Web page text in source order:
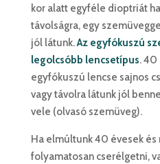
kor alatt egyféle dioptriát
távolságra, egy
jól látunk.Az egyfókuszú
legolcsóbb lencsetípus. 40
egyfókuszú lencse sajnos
vagy távolra látunk jól
vele (olvasó szemüveg).
Ha elmúltunk 40 évesek és
folyamatosan cserélgetni,